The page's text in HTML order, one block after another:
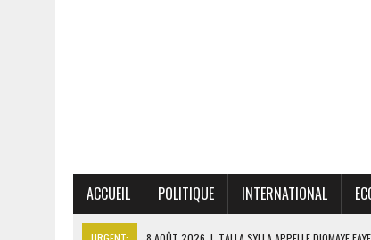
ACCUEIL POLITIQUE INTERNATIONAL